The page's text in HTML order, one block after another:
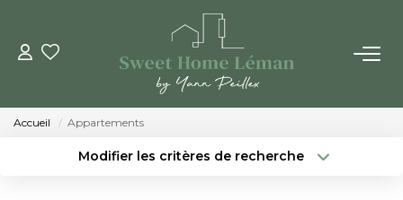
ACHETER
Accueil Appartements
Modifier les critères de recherche